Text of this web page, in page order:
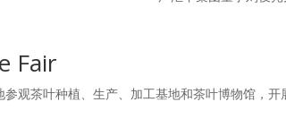
Fair
观茶叶种植、生产、加工基地和茶叶博物馆，开